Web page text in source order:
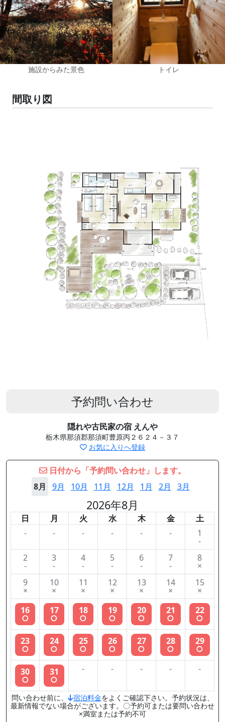
施設からみた景色 トイレ
間取り図
予約問い合わせ
隠れや古民家の宿 えんや
栃木県那須郡那須町豊原丙２６２４－３７
お気に入りへ登録
日付から「予約問い合わせ」します。
8月
9月 10月 11月 12月 1月 2月 3月
2026年8月
日 月 火 水 木 金
土
-
- - - - - 1
-
2
-
3
-
4
-
5
-
6
-
7
-
8
×
9
×
10
×
11
×
12
×
13
×
14
×
15
×
16
○
17
○
18
○
19
○
20
○
21
○
22
○
23
○
24
○
25
○
26
○
27
○
28
○
29
○
30
○
31
○
- - - - -
問い合わせ前に、 宿泊料金をよくご確認下さい。予約状況は、
最新情報でない場合がございます。〇予約可または要問い合わせ
×満室または予約不可